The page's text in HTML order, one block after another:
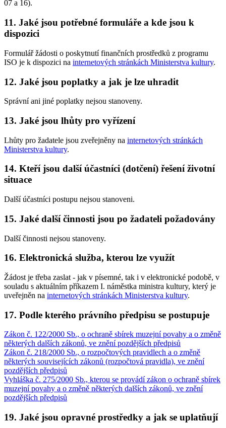
07 a 16).
11. Jaké jsou potřebné formuláře a kde jsou k
dispozici
Formulář žádosti o poskytnutí finančních prostředků z programu
ISO je k dispozici na internetových stránkách Ministerstva kultury.
12. Jaké jsou poplatky a jak je lze uhradit
Správní ani jiné poplatky nejsou stanoveny.
13. Jaké jsou lhůty pro vyřízení
Lhůty pro žadatele jsou zveřejněny na internetových stránkách
Ministerstva kultury.
14. Kteří jsou další účastníci (dotčení) řešení životní
situace
Další účastníci postupu nejsou stanoveni.
15. Jaké další činnosti jsou po žadateli požadovány
Další činnosti nejsou stanoveny.
16. Elektronická služba, kterou lze využít
Žádost je třeba zaslat - jak v písemné, tak i v elektronické podobě, v
souladu s aktuálním příkazem I. náměstka ministra kultury, který je
uveřejněn na internetových stránkách Ministerstva kultury.
17. Podle kterého právního předpisu se postupuje
Zákon č. 122/2000 Sb., o ochraně sbírek muzejní povahy a o změně
některých dalších zákonů, ve znění pozdějších předpisů
Zákon č. 218/2000 Sb., o rozpočtových pravidlech a o změně
některých souvisejících zákonů (rozpočtová pravidla), ve znění
pozdějších předpisů
Vyhláška č. 275/2000 Sb., kterou se provádí zákon o ochraně sbírek
muzejní povahy a o změně některých dalších zákonů, ve znění
pozdějších předpisů
19. Jaké jsou opravné prostředky a jak se uplatňují